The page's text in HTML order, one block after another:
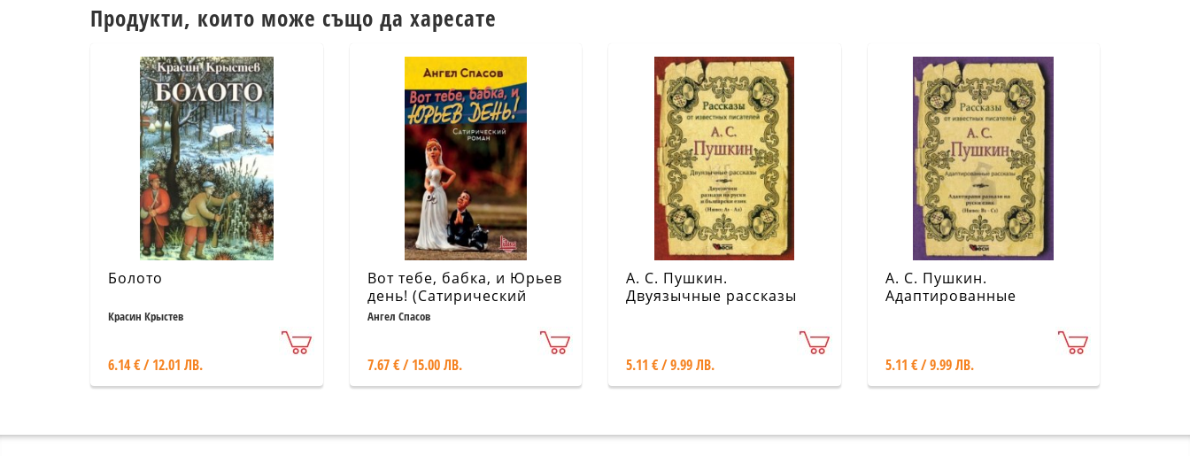
Продукти, които може също да харесате
Болото
Красин Крыстев
6.14 € / 12.01 ЛВ.
Вот тебе, бабка, и Юрьев
день! (Сатирический
роман)
Ангел Спасов
7.67 € / 15.00 ЛВ.
А. С. Пушкин.
Двуязычные рассказы
5.11 € / 9.99 ЛВ.
А. С. Пушкин.
Адаптированные
5.11 € / 9.99 ЛВ.